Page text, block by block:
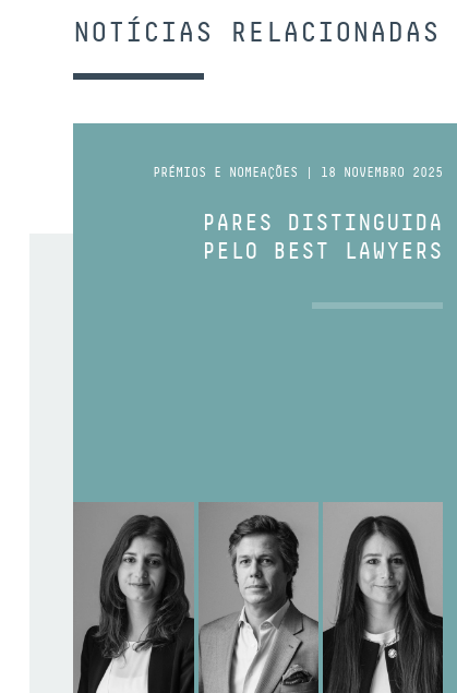
NOTÍCIAS RELACIONADAS
PRÉMIOS E NOMEAÇÕES | 18 NOVEMBRO 2025
PARES DISTINGUIDA
PELO BEST LAWYERS